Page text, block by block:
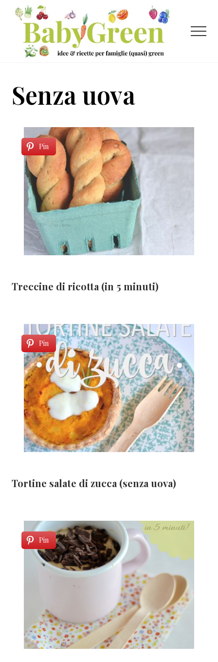
Menu
Passa
contenuto
principale
Passa
ricette
famiglie
(quasi)
green
Menu
Senza uova
Pin
Treccine di ricotta (in 5 minuti)
Pin
Tortine salate di zucca (senza uova)
Pin